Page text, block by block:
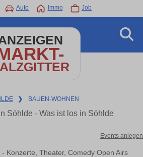
Auto Immo Job
❯ BAUEN-WOHNEN
Söhlde - Was ist los in Söhlde
Events anlegen
Konzerte, Theater, Comedy Open Airs